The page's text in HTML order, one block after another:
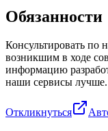
Обязанности
Консультировать по
возникшим в ходе
информацию
наши сервисы лучше.
Откликнуться